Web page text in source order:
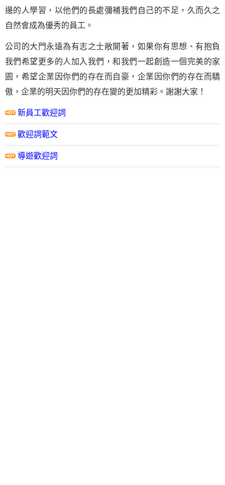
邊的人學習，以他們的長處彌補我們自己的不足，久而久之
自然會成為優秀的員工。
公司的大門永遠為有志之士敞開著，如果你有思想、有抱負
我們希望更多的人加入我們，和我們一起創造一個完美的家
園，希望企業因你們的存在而自豪，企業因你們的存在而驕
傲，企業的明天因你們的存在變的更加精彩。謝謝大家！
新員工歡迎詞
歡迎詞範文
導遊歡迎詞